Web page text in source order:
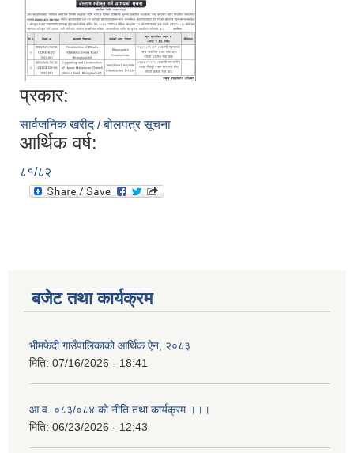
प्रकार:
सार्वजनिक खरीद / बोलपत्र सूचना
आर्थिक वर्ष:
८१/८२
बजेट तथा कार्यक्रम
भीमफेदी गाउँपालिकाको आर्थिक ऐन, २०८३
मिति: 07/16/2026 - 18:41
आ.व. ०८३/०८४ को नीति तथा कार्यक्रम ।।।
मिति: 06/23/2026 - 12:43